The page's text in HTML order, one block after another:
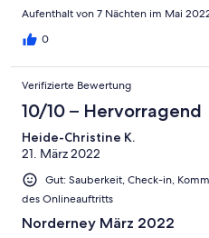
Aufenthalt von 7 Nächten im Mai
0
Verifizierte Bewertung
10/10 – Hervorragend
Heide-Christine K.
21. März 2022
Gut: Sauberkeit, Check-in,
des Onlineauftritts
Norderney März 2022